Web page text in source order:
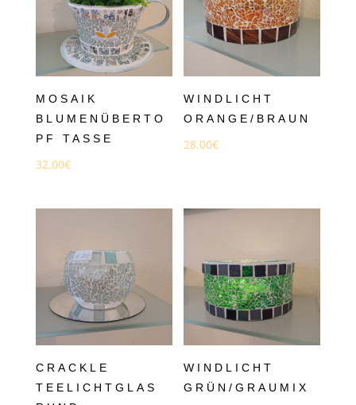
MOSAIK
BLUMENÜBERTO
PF TASSE
32.00€
WINDLICHT
ORANGE/BRAUN
28.00€
CRACKLE
TEELICHTGLAS
WINDLICHT
GRÜN/GRAUMIX